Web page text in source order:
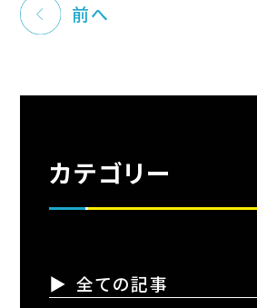
前へ
カテゴリー
全ての記事